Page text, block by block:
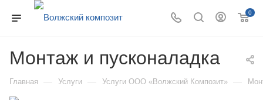
0
Монтаж и пусконаладка
Главная — Услуги — Услуги ООО «Волжский Композит» —